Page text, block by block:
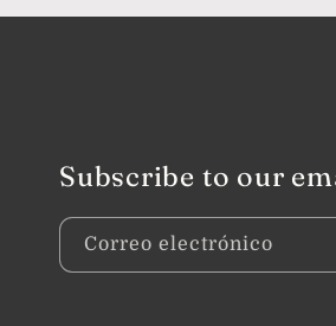
Subscribe to our
Correo electrónico